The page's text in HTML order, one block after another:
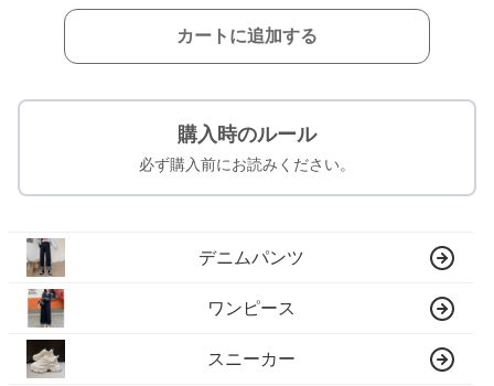
カートに追加する
購入時のルール
必ず購入前にお読みください。
デニムパンツ
ワンピース
スニーカー